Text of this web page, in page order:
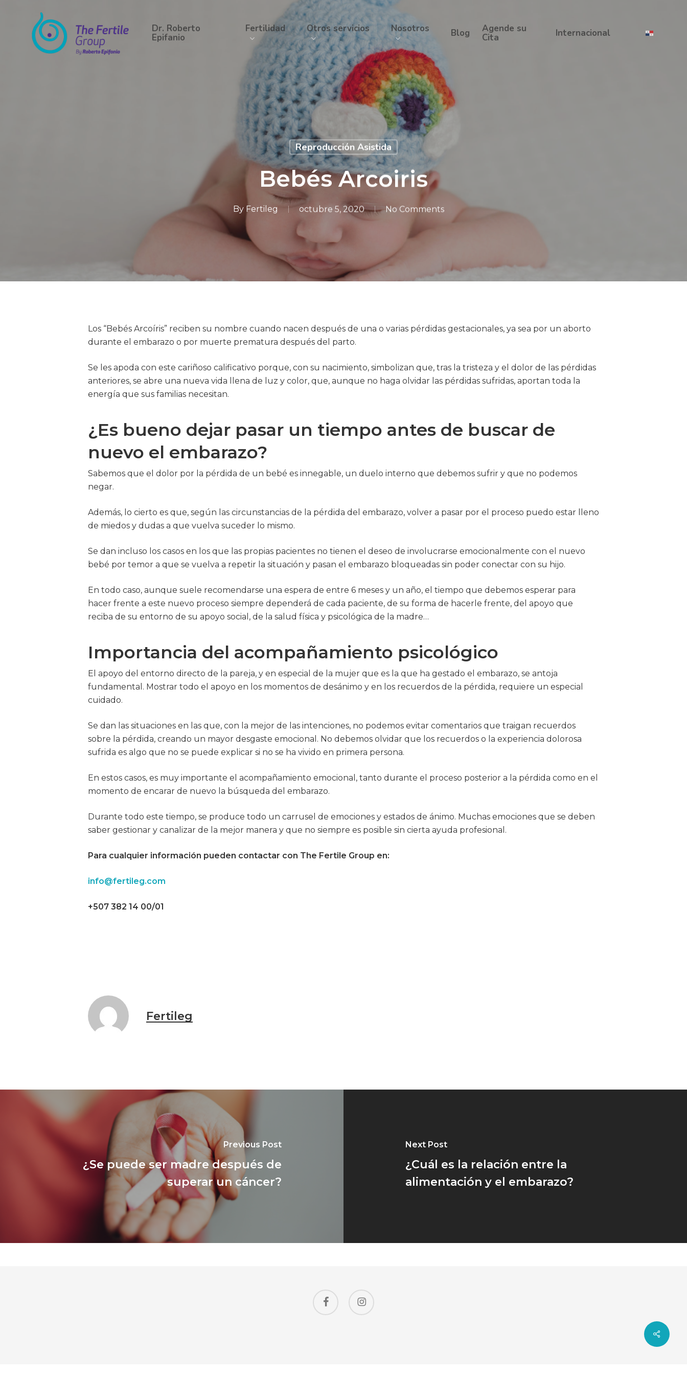
Dr. Roberto
Epifanio
Fertilidad Otros servicios Nosotros Blog Agende su
Cita Internacional
Reproducción Asistida
Bebés Arcoiris
By Fertileg octubre 5, 2020 No Comments
Los “Bebés Arcoíris” reciben su nombre cuando nacen después de una o varias pérdidas gestacionales, ya sea por un aborto
durante el embarazo o por muerte prematura después del parto.
Se les apoda con este cariñoso calificativo porque, con su nacimiento, simbolizan que, tras la tristeza y el dolor de las pérdidas
anteriores, se abre una nueva vida llena de luz y color, que, aunque no haga olvidar las pérdidas sufridas, aportan toda la
energía que sus familias necesitan.
¿Es bueno dejar pasar un tiempo antes de buscar de
nuevo el embarazo?
Sabemos que el dolor por la pérdida de un bebé es innegable, un duelo interno que debemos sufrir y que no podemos
negar.
Además, lo cierto es que, según las circunstancias de la pérdida del embarazo, volver a pasar por el proceso puedo estar lleno
de miedos y dudas a que vuelva suceder lo mismo.
Se dan incluso los casos en los que las propias pacientes no tienen el deseo de involucrarse emocionalmente con el nuevo
bebé por temor a que se vuelva a repetir la situación y pasan el embarazo bloqueadas sin poder conectar con su hijo.
En todo caso, aunque suele recomendarse una espera de entre 6 meses y un año, el tiempo que debemos esperar para
hacer frente a este nuevo proceso siempre dependerá de cada paciente, de su forma de hacerle frente, del apoyo que
reciba de su entorno de su apoyo social, de la salud física y psicológica de la madre…
Importancia del acompañamiento psicológico
El apoyo del entorno directo de la pareja, y en especial de la mujer que es la que ha gestado el embarazo, se antoja
fundamental. Mostrar todo el apoyo en los momentos de desánimo y en los recuerdos de la pérdida, requiere un especial
cuidado.
Se dan las situaciones en las que, con la mejor de las intenciones, no podemos evitar comentarios que traigan recuerdos
sobre la pérdida, creando un mayor desgaste emocional. No debemos olvidar que los recuerdos o la experiencia dolorosa
sufrida es algo que no se puede explicar si no se ha vivido en primera persona.
En estos casos, es muy importante el acompañamiento emocional, tanto durante el proceso posterior a la pérdida como en el
momento de encarar de nuevo la búsqueda del embarazo.
Durante todo este tiempo, se produce todo un carrusel de emociones y estados de ánimo. Muchas emociones que se deben
saber gestionar y canalizar de la mejor manera y que no siempre es posible sin cierta ayuda profesional.
Para cualquier información pueden contactar con The Fertile Group en:
info@fertileg.com
+507 382 14 00/01
Fertileg
Previous Post
¿Se puede ser madre después de
superar un cáncer?
Next Post
¿Cuál es la relación entre la
alimentación y el embarazo?
Share
facebook instagram